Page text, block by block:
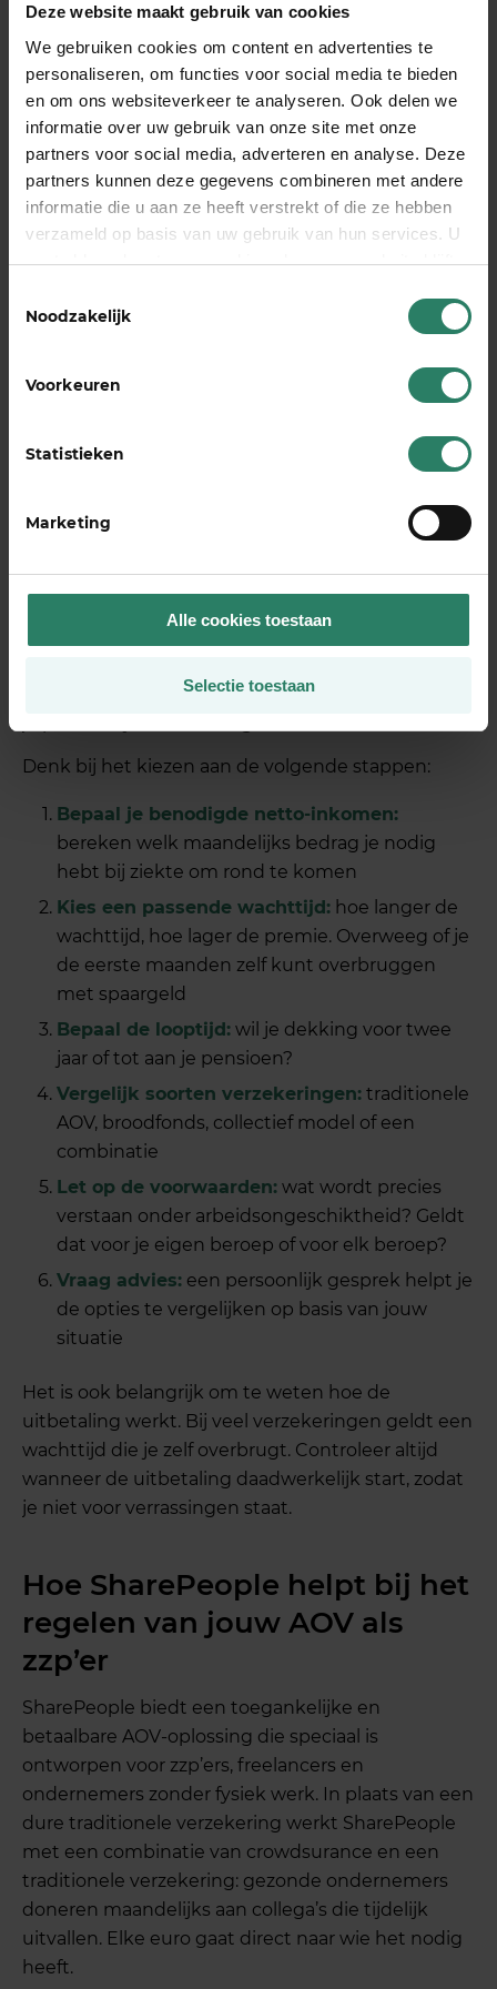
Deze website maakt gebruik van cookies
We gebruiken cookies om content en advertenties te
personaliseren, om functies voor social media te bieden
en om ons websiteverkeer te analyseren. Ook delen we
informatie over uw gebruik van onze site met onze
partners voor social media, adverteren en analyse. Deze
partners kunnen deze gegevens combineren met andere
informatie die u aan ze heeft verstrekt of die ze hebben
verzameld op basis van uw gebruik van hun services. U
gaat akkoord met onze cookies als u onze website blijft
Noodzakelijk
Voorkeuren
Statistieken
Marketing
Alle cookies toestaan
Selectie toestaan
Gewenste uitkering:een hogere maandelijkse
uitkering betekent een hogere premie
Wachttijd: de periode die je zelf overbrugt
voordat de uitkering ingaat; een langere
wachttijd kan de premie verlagen. Overweeg
welke wachttijd bij jouw financiële situatie past
Looptijd:dekking tot pensioen is duurder dan
dekking voor twee jaar
Traditionele AOV’s zijn voor veel zzp’ers te duur of
te complex. Dat is precies waarom collectieve en
hybride modellen in populariteit zijn gegroeid.
gezonde deelnemers samen de risico’s dragen.
Hoe kies je de juiste AOV als
met je eigen financiële situatie: wat heb je
wachttijd en het type verzekering af op basis van
Denk bij het kiezen aan de volgende stappen:
Bepaal je benodigde netto-inkomen:
bereken welk maandelijks bedrag je nodig
hebt bij ziekte om rond te komen
Kies een passende wachttijd: hoe langer de
wachttijd, hoe lager de premie. Overweeg of je
de eerste maanden zelf kunt overbruggen
met spaargeld
Bepaal de looptijd: wil je dekking voor twee
jaar of tot aan je pensioen?
Vergelijk soorten verzekeringen: traditionele
AOV, broodfonds, collectief model of een
combinatie
Let op de voorwaarden: wat wordt precies
verstaan onder arbeidsongeschiktheid? Geldt
dat voor je eigen beroep of voor elk beroep?
Vraag advies: een persoonlijk gesprek helpt je
de opties te vergelijken op basis van jouw
situatie
Het is ook belangrijk om te weten hoe de
uitbetaling werkt. Bij veel verzekeringen geldt een
wachttijd die je zelf overbrugt. Controleer altijd
wanneer de uitbetaling daadwerkelijk start, zodat
je niet voor verrassingen staat.
Hoe SharePeople helpt bij het
regelen van jouw AOV als
zzp’er
SharePeople biedt een toegankelijke en
betaalbare AOV-oplossing die speciaal is
ontworpen voor zzp’ers, freelancers en
ondernemers zonder fysiek werk. In plaats van een
dure traditionele verzekering werkt SharePeople
met een combinatie van crowdsurance en een
traditionele verzekering: gezonde ondernemers
doneren maandelijks aan collega’s die tijdelijk
uitvallen. Elke euro gaat direct naar wie het nodig
heeft.